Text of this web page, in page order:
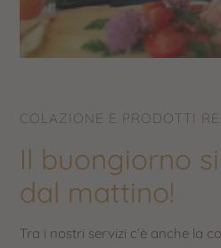
COLAZIONE E PRODOTTI
Il buongiorno
dal mattino!
Tra i nostri servizi c’è anche la